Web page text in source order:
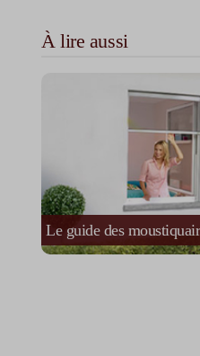
À lire aussi
Le guide des